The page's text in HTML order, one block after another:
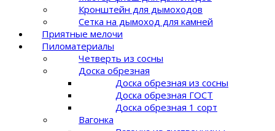
Кронштейн для дымоходов
Сетка на дымоход для камней
Приятные мелочи
Пиломатериалы
Четверть из сосны
Доска обрезная
Доска обрезная из сосны
Доска обрезная ГОСТ
Доска обрезная 1 сорт
Вагонка